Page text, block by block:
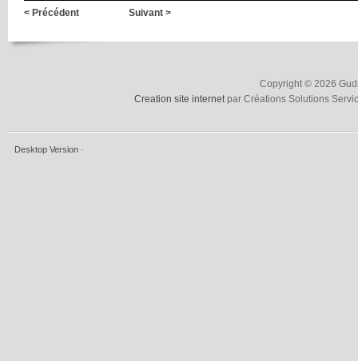
< Précédent Suivant >
Copyright © 2026
Creation site internetpar Créations Solutions
Desktop Version -